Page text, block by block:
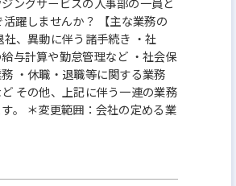
活躍しませんか？ 【主な業務の
社、異動に伴う諸手続き ・社
与計算や勤怠管理など ・社会保
・休職・退職等に関する業務
ど その他、上記に伴う一連の業務
。 ＊変更範囲：会社の定める業